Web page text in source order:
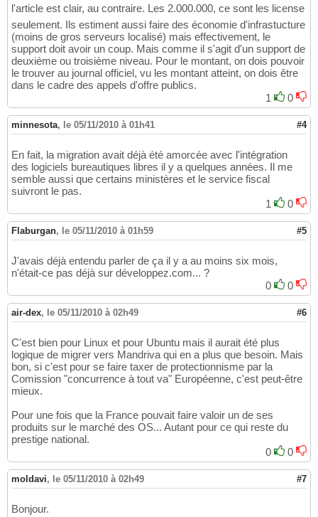
l'article est clair, au contraire. Les 2.000.000, ce sont les license
seulement. Ils estiment aussi faire des économie d'infrastucture
(moins de gros serveurs localisé) mais effectivement, le
support doit avoir un coup. Mais comme il s'agit d'un support de
deuxième ou troisième niveau. Pour le montant, on dois pouvoir
le trouver au journal officiel, vu les montant atteint, on dois être
dans le cadre des appels d'offre publics.
1
0
minnesota, le 05/11/2010 à 01h41 #4
En fait, la migration avait déjà été amorcée avec l'intégration
des logiciels bureautiques libres il y a quelques années. Il me
semble aussi que certains ministères et le service fiscal
suivront le pas.
1
0
Flaburgan, le 05/11/2010 à 01h59 #5
J'avais déjà entendu parler de ça il y a au moins six mois,
n'était-ce pas déjà sur développez.com... ?
0
0
air-dex, le 05/11/2010 à 02h49 #6
C'est bien pour Linux et pour Ubuntu mais il aurait été plus
logique de migrer vers Mandriva qui en a plus que besoin. Mais
bon, si c'est pour se faire taxer de protectionnisme par la
Comission "concurrence à tout va" Européenne, c'est peut-être
mieux.
Pour une fois que la France pouvait faire valoir un de ses
produits sur le marché des OS... Autant pour ce qui reste du
prestige national.
0
0
moldavi, le 05/11/2010 à 02h49 #7
Bonjour.